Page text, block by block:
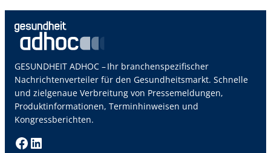
GESUNDHEIT ADHOC – Ihr branchenspezifischer
Nachrichtenverteiler für den Gesundheitsmarkt. Schnelle
und zielgenaue Verbreitung von Pressemeldungen,
Produktinformationen, Terminhinweisen und
Kongressberichten.
Facebook LinkedIn